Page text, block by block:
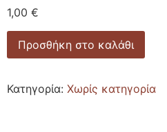
1,00 €
Προσθήκη στο καλάθι
Κατηγορία: Χωρίς κατηγορία